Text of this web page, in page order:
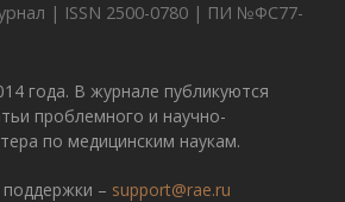
| ISSN 2500-0780 | ПИ №ФС77-
года. В журнале публикуются
проблемного и научно-
по медицинским наукам.
– support@rae.ru